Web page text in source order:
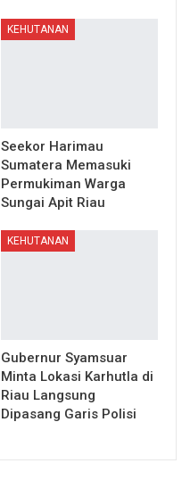
KEHUTANAN
Seekor Harimau
Sumatera Memasuki
Permukiman Warga
Sungai Apit Riau
KEHUTANAN
Gubernur Syamsuar
Minta Lokasi Karhutla di
Riau Langsung
Dipasang Garis Polisi